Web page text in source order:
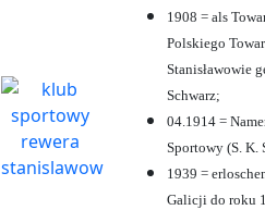
1908 = als
Polskiego
Stanisławowie
Schwarz;
04.1914 =
Sportowy (S. K.
1939 =
Galicji do roku